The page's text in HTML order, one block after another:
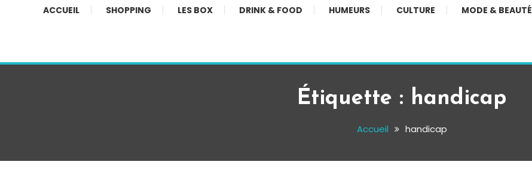
ACCUEIL SHOPPING LES BOX DRINK & FOOD HUMEURS CULTURE MODE & BEAUTÉ
Étiquette : handicap
Accueil handicap